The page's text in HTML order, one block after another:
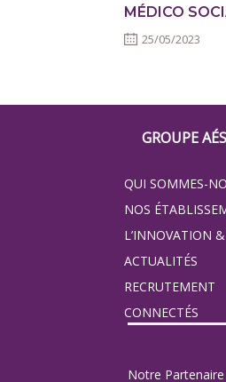
MÉDICO
25/05/2023
Footer
Groupe
Eovi
pour
les
minis
site
GROUPE
QUI SOMMES-
NOS
L’INNOVATION
ACTUALITÉS
RECRUTEMENT
CONNECTÉS
Notre Partenaire